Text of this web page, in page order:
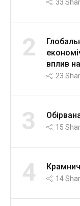
33
2
вплив
23
3 15
4 14